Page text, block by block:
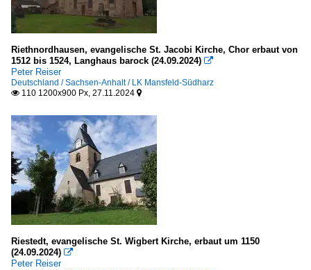
Riethnordhausen, evangelische St. Jacobi Kirche, Chor erbaut von
1512 bis 1524, Langhaus barock (24.09.2024) 
Peter Reiser
Deutschland / Sachsen-Anhalt / LK Mansfeld-Südharz
 110 1200x900 Px, 27.11.2024 
Riestedt, evangelische St. Wigbert Kirche, erbaut um 1150
(24.09.2024) 
Peter Reiser